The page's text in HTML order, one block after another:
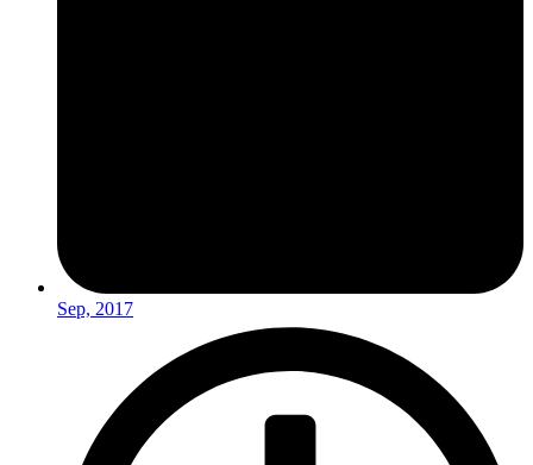
Sep, 2017